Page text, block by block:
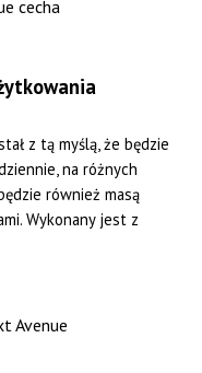
z tą myślą, że będzie
na różnych
również masą
Wykonany jest z